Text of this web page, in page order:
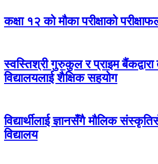
कक्षा १२ को मौका परीक्षाको
स्वस्तिश्री गुरुकुल र प्राइम बैंकद्वारा
विद्यालयलाई शैक्षिक सहयोग
विद्यार्थीलाई ज्ञानसँगै मौलिक
विद्यालय